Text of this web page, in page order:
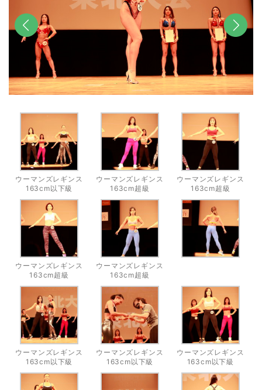
前へ 次へ
ウーマンズレギンス
163cm以下級
ウーマンズレギンス
163cm超級
ウーマンズレギンス
163cm超級
ウーマンズレギンス
163cm超級
ウーマンズレギンス
163cm超級
ウーマンズレギンス
163cm以下級
ウーマンズレギンス
163cm以下級
ウーマンズレギンス
163cm以下級